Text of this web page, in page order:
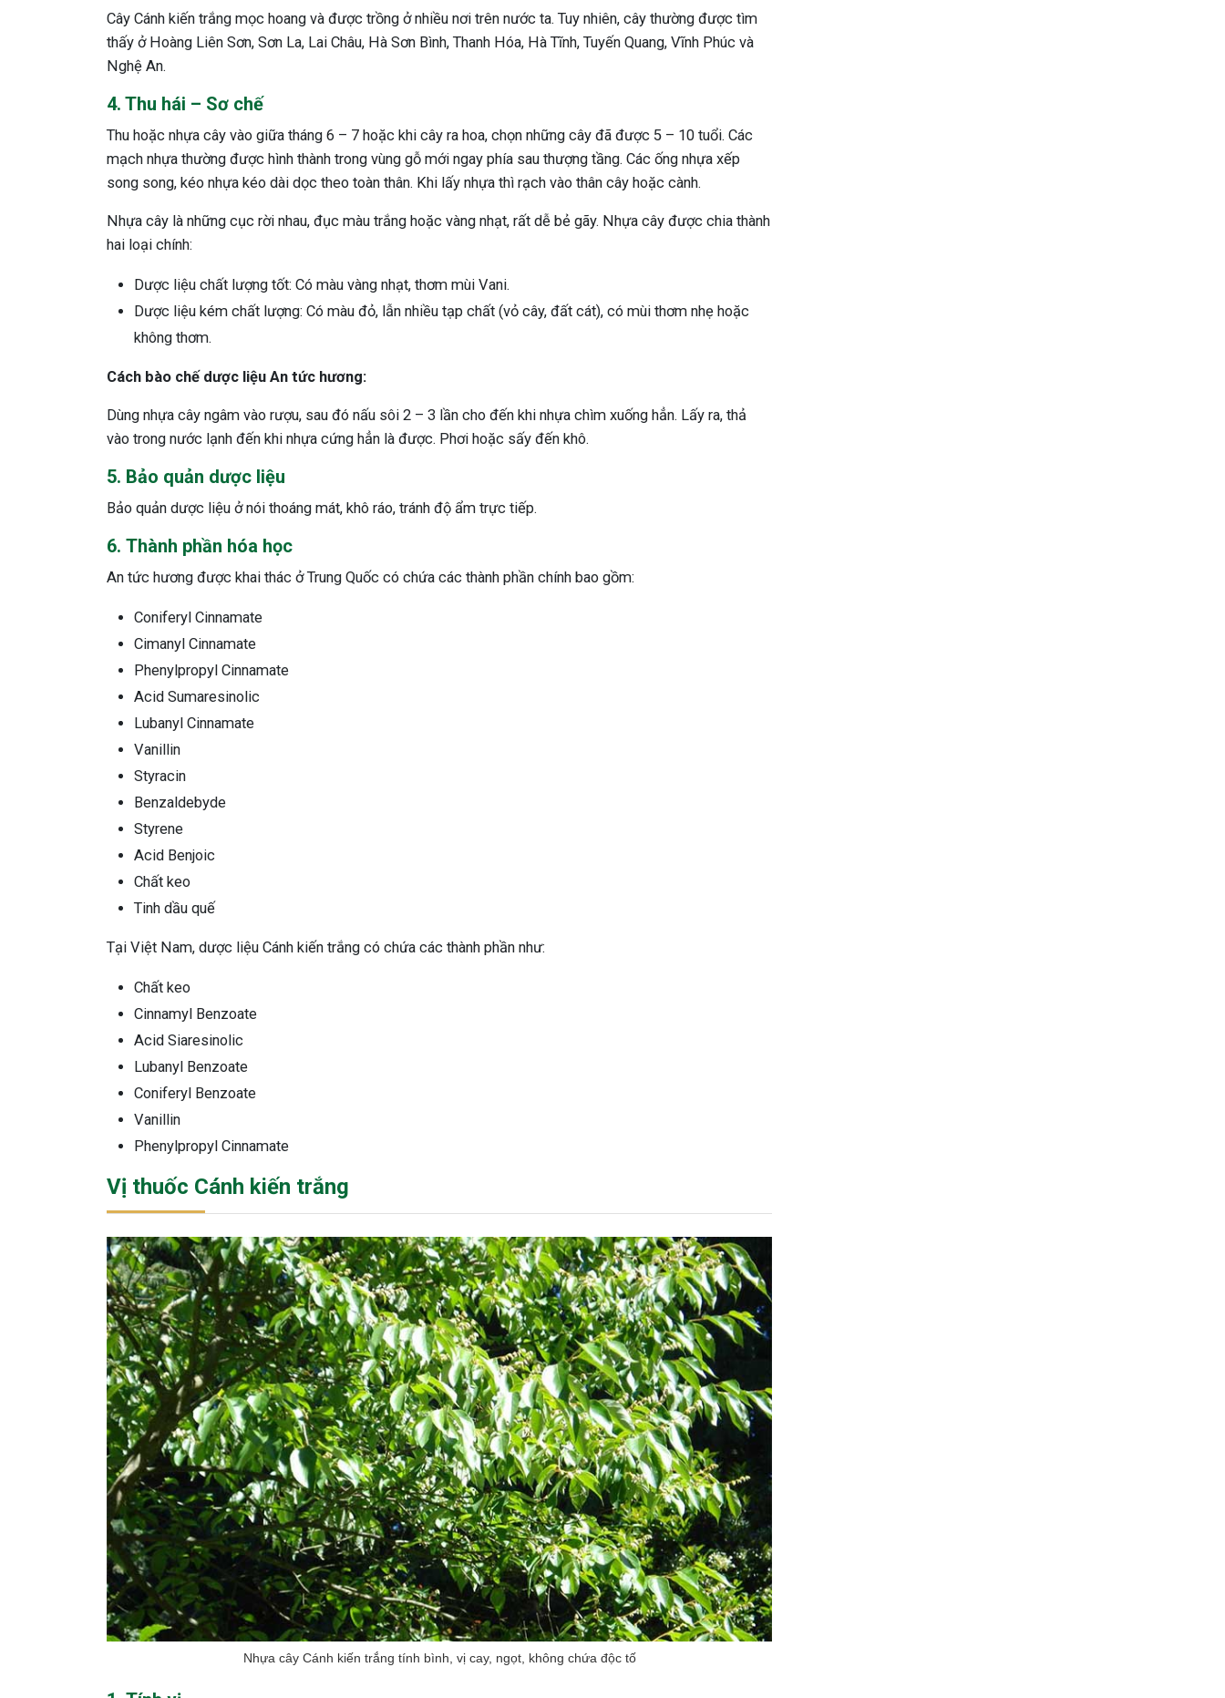
Cây Cánh kiến trắng mọc hoang và được trồng ở nhiều nơi trên nước ta. Tuy nhiên, cây thường được tìm
thấy ở Hoàng Liên Sơn, Sơn La, Lai Châu, Hà Sơn Bình, Thanh Hóa, Hà Tĩnh, Tuyến Quang, Vĩnh Phúc và
Nghệ An.
4. Thu hái – Sơ chế
Thu hoặc nhựa cây vào giữa tháng 6 – 7 hoặc khi cây ra hoa, chọn những cây đã được 5 – 10 tuổi. Các
mạch nhựa thường được hình thành trong vùng gỗ mới ngay phía sau thượng tầng. Các ống nhựa xếp
song song, kéo nhựa kéo dài dọc theo toàn thân. Khi lấy nhựa thì rạch vào thân cây hoặc cành.
Nhựa cây là những cục rời nhau, đục màu trắng hoặc vàng nhạt, rất dễ bẻ gãy. Nhựa cây được chia thành
hai loại chính:
Dược liệu chất lượng tốt: Có màu vàng nhạt, thơm mùi Vani.
Dược liệu kém chất lượng: Có màu đỏ, lẫn nhiều tạp chất (vỏ cây, đất cát), có mùi thơm nhẹ hoặc
không thơm.
Cách bào chế dược liệu An tức hương:
Dùng nhựa cây ngâm vào rượu, sau đó nấu sôi 2 – 3 lần cho đến khi nhựa chìm xuống hẳn. Lấy ra, thả
vào trong nước lạnh đến khi nhựa cứng hẳn là được. Phơi hoặc sấy đến khô.
5. Bảo quản dược liệu
Bảo quản dược liệu ở nói thoáng mát, khô ráo, tránh độ ẩm trực tiếp.
6. Thành phần hóa học
An tức hương được khai thác ở Trung Quốc có chứa các thành phần chính bao gồm:
Coniferyl Cinnamate
Cimanyl Cinnamate
Phenylpropyl Cinnamate
Acid Sumaresinolic
Lubanyl Cinnamate
Vanillin
Styracin
Benzaldebyde
Styrene
Acid Benjoic
Chất keo
Tinh dầu quế
Tại Việt Nam, dược liệu Cánh kiến trắng có chứa các thành phần như:
Chất keo
Cinnamyl Benzoate
Acid Siaresinolic
Lubanyl Benzoate
Coniferyl Benzoate
Vanillin
Phenylpropyl Cinnamate
Vị thuốc Cánh kiến trắng
Nhựa cây Cánh kiến trắng tính bình, vị cay, ngọt, không chứa độc tố